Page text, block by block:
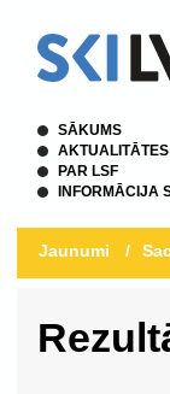
SĀKUMS
AKTUALITĀTES
PAR LSF
INFORMĀCIJA
Jaunumi /